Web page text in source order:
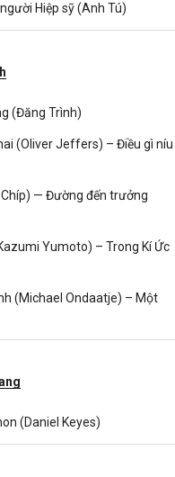
Hiệp sỹ (Anh Tú)
(Đăng Trình)
(Oliver Jeffers) – Điều gì níu
Chíp) — Đường đến trưởng
Yumoto) – Trong Kí Ức
(Michael Ondaatje) – Một
(Daniel Keyes)